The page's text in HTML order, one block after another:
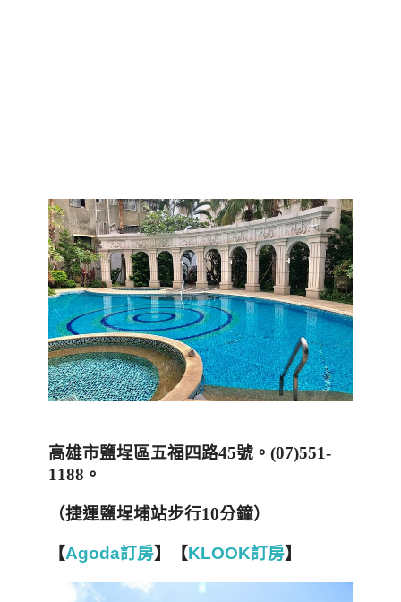
高雄市鹽埕區五福四路45號。 (07)551-
1188 。
（捷運鹽埕埔站步行10分鐘）
【Agoda訂房】【KLOOK訂房】